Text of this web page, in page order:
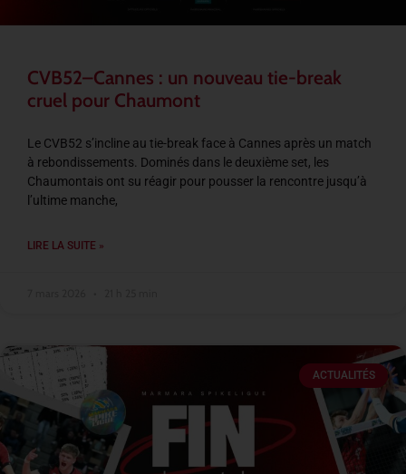
CVB52–Cannes : un nouveau tie-break
cruel pour Chaumont
Le CVB52 s’incline au tie-break face à Cannes après un match
à rebondissements. Dominés dans le deuxième set, les
Chaumontais ont su réagir pour pousser la rencontre jusqu’à
l’ultime manche,
LIRE LA SUITE »
ACTUALITÉS